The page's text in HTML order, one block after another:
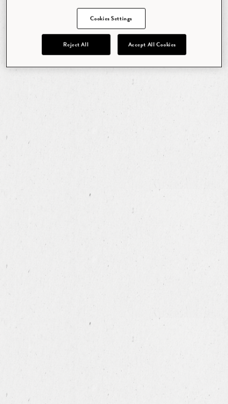
Cookies Settings
Reject All Accept All Cookies